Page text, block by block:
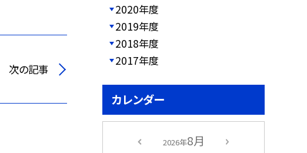
次の記事
2020年度
2019年度
2018年度
2017年度
カレンダー
2026年8月